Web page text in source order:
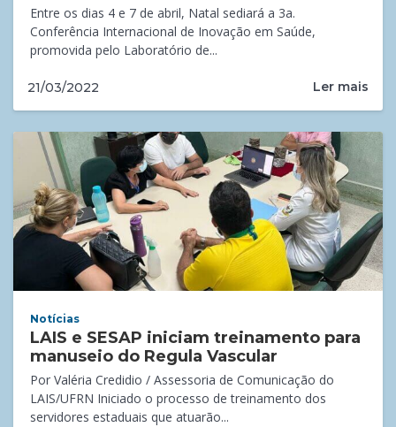
Entre os dias 4 e 7 de abril, Natal sediará a 3a.
Conferência Internacional de Inovação em Saúde,
promovida pelo Laboratório de...
21/03/2022 Ler mais
Notícias
LAIS e SESAP iniciam treinamento para
manuseio do Regula Vascular
Por Valéria Credidio / Assessoria de Comunicação do
LAIS/UFRN Iniciado o processo de treinamento dos
servidores estaduais que atuarão...